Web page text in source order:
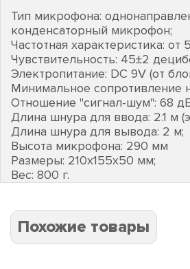
Тип микрофона:
конденсаторный микрофон;
Частотная характеристика: от
Чувствительность: 45±2
Электропитание: DC 9V (от
Минимальное сопротивление
Отношение "сигнал-шум": 68
Длина шнура для ввода: 2.1 м
Длина шнура для вывода: 2 м;
Высота микрофона: 290 мм
Размеры: 210х155х50 мм;
Вес: 800 г.
Похожие товары